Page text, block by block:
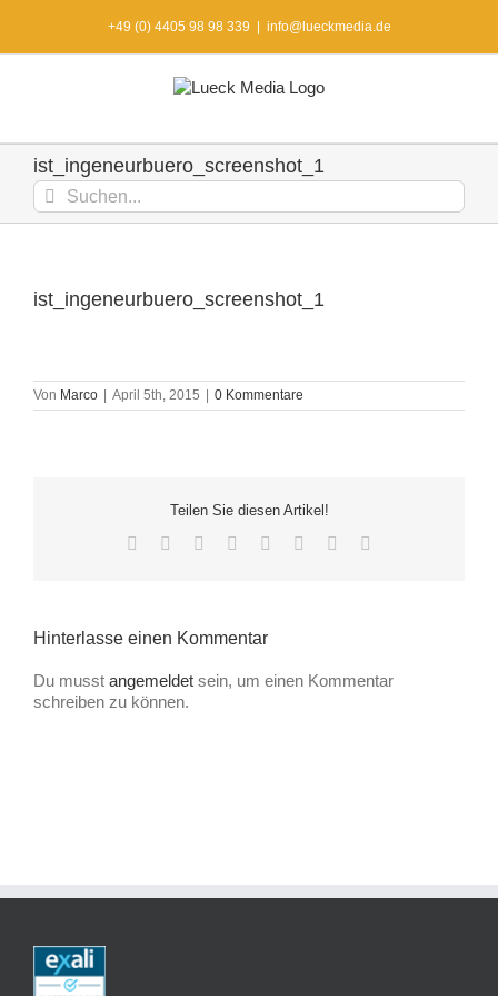
springen
+49 (0) 4405 98 98 339 info@lueckmedia.de
ist_ingeneurbuero_screenshot_1
Suche
nach:
ist_ingeneurbuero_screenshot_1
Von Marco April 5th, 2015 0 Kommentare
Teilen Sie diesen Artikel!
Facebook Reddit LinkedIn
TumblrPinterest
Hinterlasse einen Kommentar
Du musst angemeldet sein, um einen Kommentar
schreiben zu können.